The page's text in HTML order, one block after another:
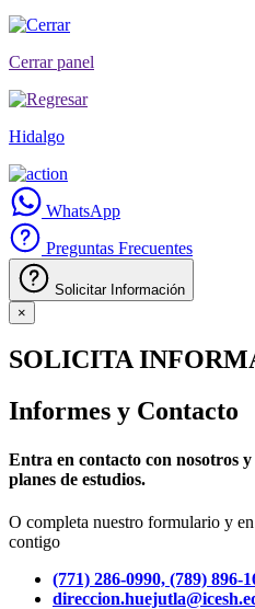
Cerrar panel
Hidalgo
WhatsApp
Preguntas Frecuentes
Solicitar Información
×
SOLICITA
Informes y Contacto
Entra en contacto con nosotros y
planes de estudios.
O completa nuestro formulario y
contigo
(771) 286-0990, (789) 896-